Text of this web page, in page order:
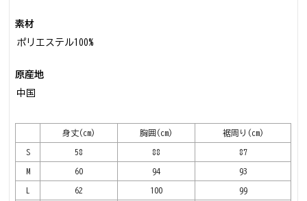
素材
ポリエステル100%
原産地
中国
身丈(cm) 胸囲(cm) 裾周り(cm)
S 58 88 87
M 60 94 93
L 62 100 99